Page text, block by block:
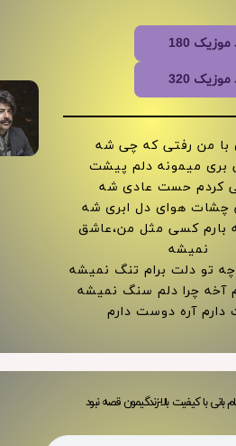
180
320
با من رفتی که چی شه
بری میمونه دلم پیشت
کردم حست عادی شه
چشات هوای دل ابری شه
بارم کسی مثل من،عاشق
نمیشه
تو دلت برام تنگ نمیشه
آخه چرا دلم سنگ نمیشه
آره دوست دارم
با کیفیت بالا-زندگیمون قصه نبود